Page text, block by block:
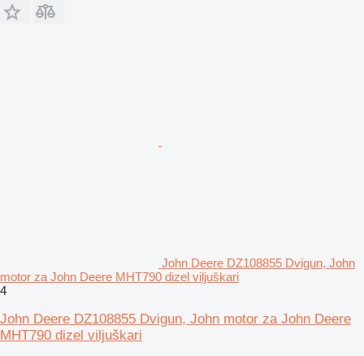
John Deere DZ108855 Dvigun, John
motor za John Deere MHT790 dizel viljuškari
4
John Deere DZ108855 Dvigun, John motor za John Deere
MHT790 dizel viljuškari